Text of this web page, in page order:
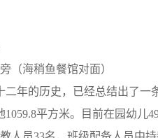
（海稍鱼餐馆对面）
二年的历史，已经总结出了
平方米。目前在园幼儿